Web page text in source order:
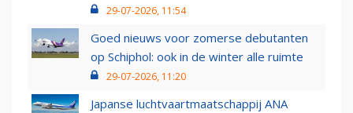
29-07-2026, 11:54
Goed nieuws voor zomerse debutanten
op Schiphol: ook in de winter alle ruimte
29-07-2026, 11:20
Japanse luchtvaartmaatschappij ANA